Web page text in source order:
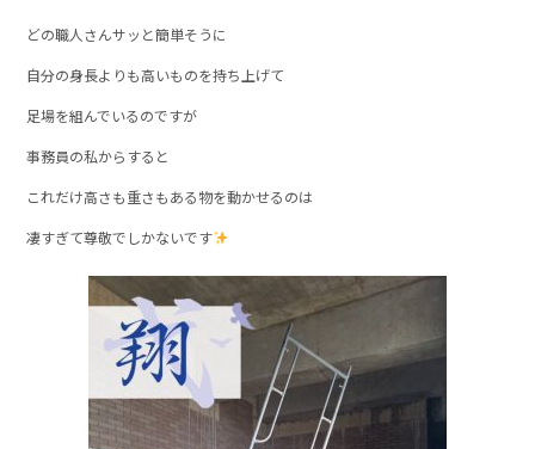
どの職人さんサッと簡単そうに
自分の身長よりも高いものを持ち上げて
足場を組んでいるのですが
事務員の私からすると
これだけ高さも重さもある物を動かせるのは
凄すぎて尊敬でしかないです